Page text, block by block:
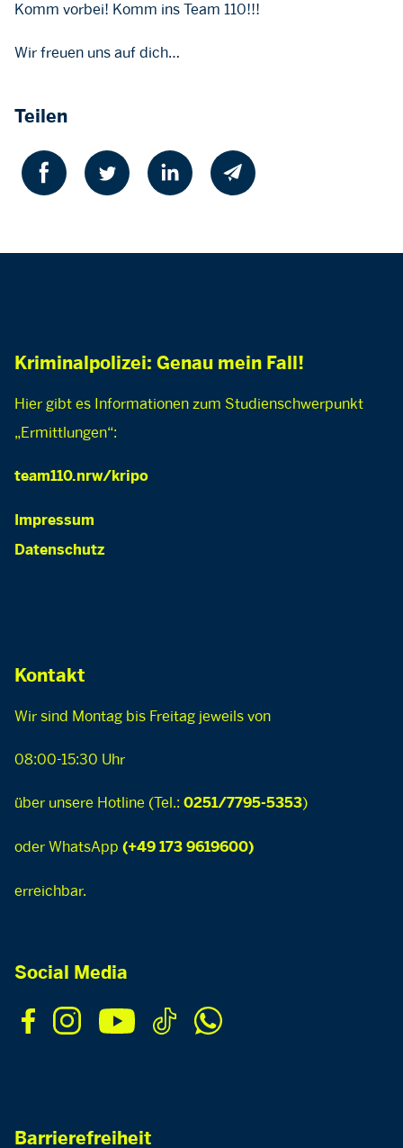
Komm vorbei! Komm ins Team 110!!!
Wir freuen uns auf dich…
Teilen
Kriminalpolizei: Genau mein Fall!
Hier gibt es Informationen zum Studienschwerpunkt
„Ermittlungen“:
team110.nrw/kripo
Impressum
Datenschutz
Kontakt
Wir sind Montag bis Freitag jeweils von
08:00-15:30 Uhr
über unsere Hotline (Tel.: 0251/7795-5353)
oder WhatsApp (+49 173 9619600)
erreichbar.
Social Media
Barrierefreiheit